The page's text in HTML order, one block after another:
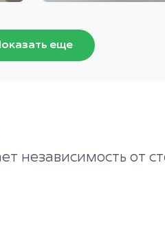
еще
независимость от